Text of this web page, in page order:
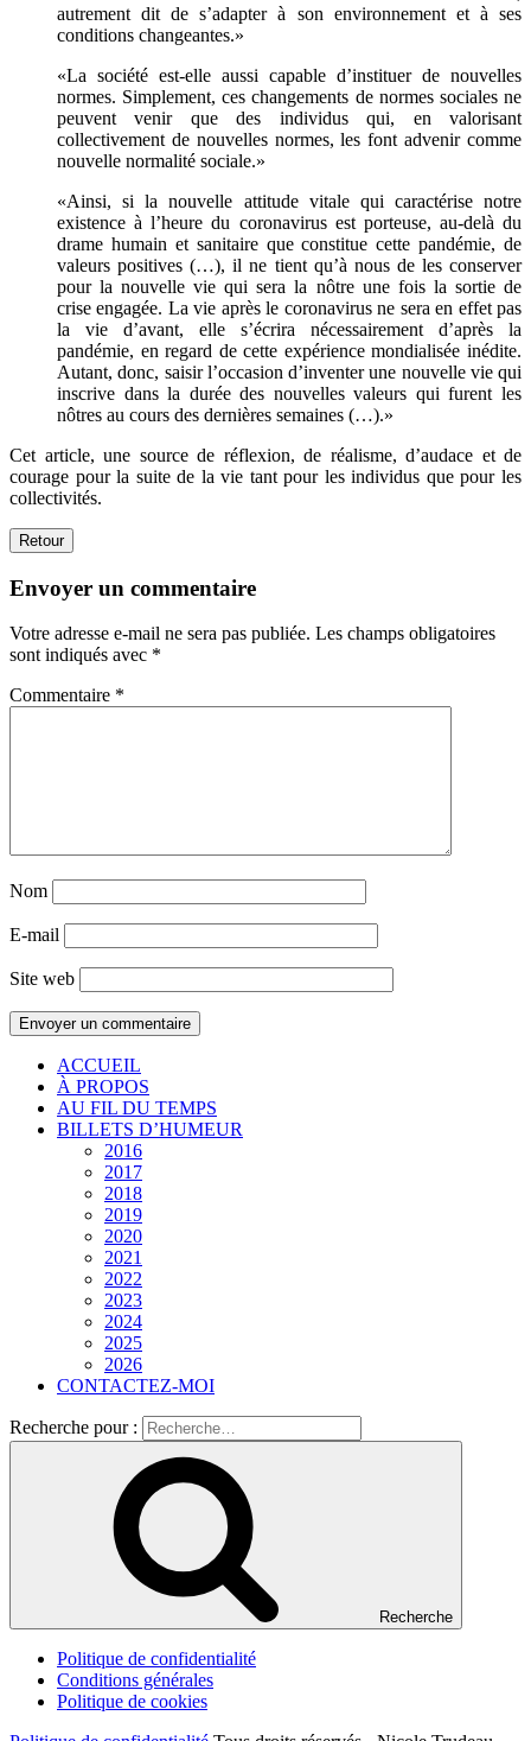
autrement dit de s’adapter à son environnement et à ses
conditions changeantes.»
«La société est-elle aussi capable d’instituer de nouvelles
normes. Simplement, ces changements de normes sociales ne
peuvent venir que des individus qui, en valorisant
collectivement de nouvelles normes, les font advenir comme
nouvelle normalité sociale.»
«Ainsi, si la nouvelle attitude vitale qui caractérise notre
existence à l’heure du coronavirus est porteuse, au-delà du
drame humain et sanitaire que constitue cette pandémie, de
valeurs positives (…), il ne tient qu’à nous de les conserver
pour la nouvelle vie qui sera la nôtre une fois la sortie de
crise engagée. La vie après le coronavirus ne sera en effet pas
la vie d’avant, elle s’écrira nécessairement d’après la
pandémie, en regard de cette expérience mondialisée inédite.
Autant, donc, saisir l’occasion d’inventer une nouvelle vie qui
inscrive dans la durée des nouvelles valeurs qui furent les
nôtres au cours des dernières semaines (…).»
Cet article, une source de réflexion, de réalisme, d’audace et de
courage pour la suite de la vie tant pour les individus que pour les
collectivités.
Retour
Envoyer un commentaire
Votre adresse e-mail ne sera pas publiée. Les champs obligatoires
sont indiqués avec *
Commentaire *
Nom
E-mail
Site web
ACCUEIL
À PROPOS
AU FIL DU TEMPS
BILLETS D’HUMEUR
2016
2017
2018
2019
2020
2021
2022
2023
2024
2025
2026
CONTACTEZ-MOI
Recherche pour :
Recherche
Politique de confidentialité
Conditions générales
Politique de cookies